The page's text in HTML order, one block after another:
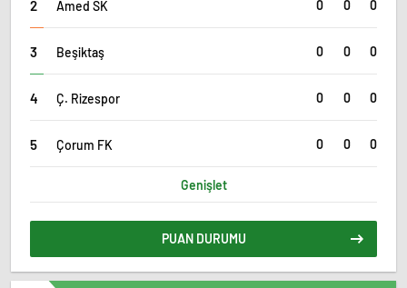
Amed SK 0 0 0
Beşiktaş 0 0 0
Ç. Rizespor 0 0 0
Çorum FK 0 0 0
Genişlet
PUAN DURUMU